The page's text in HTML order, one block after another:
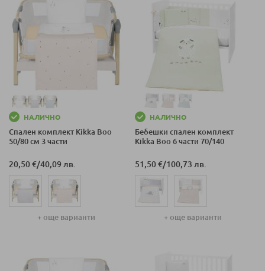
НАЛИЧНО
Спален комплект Kikka Boo
50/80 см 3 части
20,50 €/40,09 лв.
+ още варианти
НАЛИЧНО
Бебешки спален комплект
Kikka Boo 6 части 70/140
51,50 €/100,73 лв.
+ още варианти